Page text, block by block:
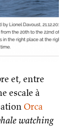
et, entre
escale à
Orca
watching